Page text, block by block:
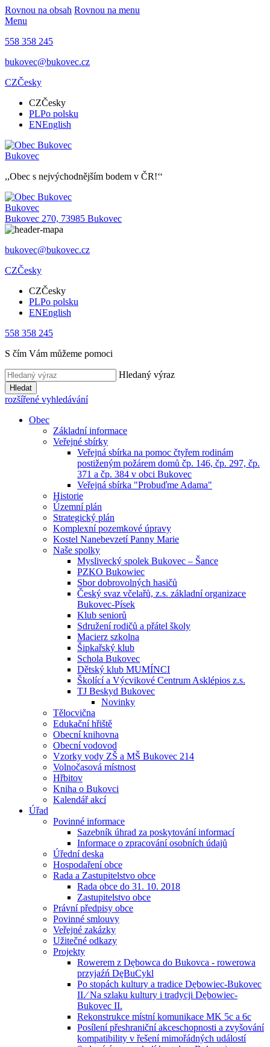
Rovnou na obsah Rovnou na menu
Menu
558 358 245
bukovec@bukovec.cz
CZČesky
CZČesky
PLPo polsku
ENEnglish
Bukovec
,,Obec s nejvýchodnějším bodem v ČR!‘‘
Bukovec
Bukovec 270, 73985 Bukovec
bukovec@bukovec.cz
CZČesky
CZČesky
PLPo polsku
ENEnglish
558 358 245
S čím Vám můžeme pomoci
Hledaný výraz
Hledat
rozšířené vyhledávání
Obec
Základní informace
Veřejné sbírky
Veřejná sbírka na pomoc čtyřem rodinám
postiženým požárem domů čp. 146, čp. 297, čp.
371 a čp. 384 v obci Bukovec
Veřejná sbírka "Probuďme Adama"
Historie
Územní plán
Strategický plán
Komplexní pozemkové úpravy
Kostel Nanebevzetí Panny Marie
Naše spolky
Myslivecký spolek Bukovec – Šance
PZKO Bukowiec
Sbor dobrovolných hasičů
Český svaz včelařů, z.s. základní organizace
Bukovec-Písek
Klub seniorů
Sdružení rodičů a přátel školy
Macierz szkolna
Šipkařský klub
Schola Bukovec
Dětský klub MUMÍNCI
Školící a Výcvikové Centrum Asklépios z.s.
TJ Beskyd Bukovec
Novinky
Tělocvična
Edukační hřiště
Obecní knihovna
Obecní vodovod
Vzorky vody ZŠ a MŠ Bukovec 214
Volnočasová místnost
Hřbitov
Kniha o Bukovci
Kalendář akcí
Úřad
Povinné informace
Sazebník úhrad za poskytování informací
Informace o zpracování osobních údajů
Úřední deska
Hospodaření obce
Rada a Zastupitelstvo obce
Rada obce do 31. 10. 2018
Zastupitelstvo obce
Právní předpisy obce
Povinné smlouvy
Veřejné zakázky
Užitečné odkazy
Projekty
Rowerem z Dębowca do Bukovca - rowerowa
przyjaźń DęBuCykl
Po stopách kultury a tradice Dębowiec-Bukovec
II.⁄ Na szlaku kultury i tradycji Dębowiec-
Bukovec II.
Rekonstrukce místní komunikace MK 5c a 6c
Posílení přeshraniční akceschopnosti a zvyšování
kompatibility v řešení mimořádných událostí